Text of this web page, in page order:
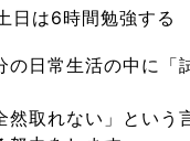
日は6時間勉強する
の日常生活の中に「
然取れない」という